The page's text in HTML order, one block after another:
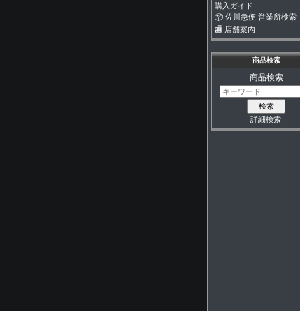
購入ガイド
📦 佐川急便 営業所検索
🏬 店舗案内
商品検索
商品検索
詳細検索